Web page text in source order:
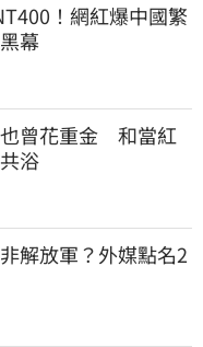
！網紅爆中國繁
幕
曾花重金　和當紅
浴
解放軍？外媒點名2